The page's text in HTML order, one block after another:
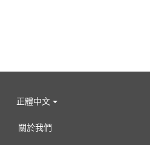
正體中文
關於我們